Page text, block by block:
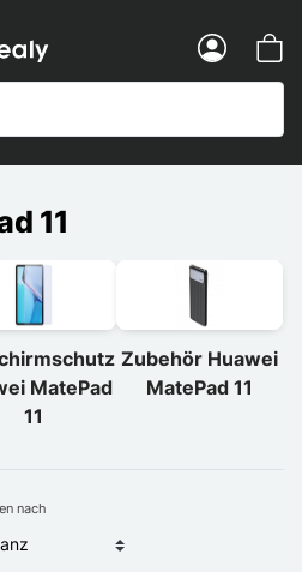
- Hüllen und Zubehör für
11
MatePad
11
Zubehör Huawei
MatePad 11
nach